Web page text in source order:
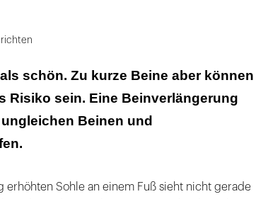
schön. Zu kurze Beine aber können
Risiko sein. Eine Beinverlängerung
Beinen und
erhöhten Sohle an einem Fuß sieht nicht gerade